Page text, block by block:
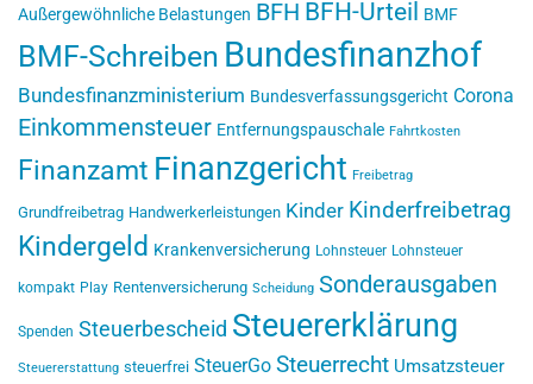
Außergewöhnliche Belastungen BFH BFH-Urteil BMF
BMF-Schreiben Bundesfinanzhof
Bundesfinanzministerium Bundesverfassungsgericht Corona
Einkommensteuer Entfernungspauschale Fahrtkosten
Finanzamt Finanzgericht Freibetrag
Grundfreibetrag Handwerkerleistungen Kinder Kinderfreibetrag
Kindergeld Krankenversicherung Lohnsteuer Lohnsteuer
kompakt Play Rentenversicherung Scheidung Sonderausgaben
Spenden Steuerbescheid Steuererklärung
Steuererstattung steuerfrei SteuerGo Steuerrecht Umsatzsteuer